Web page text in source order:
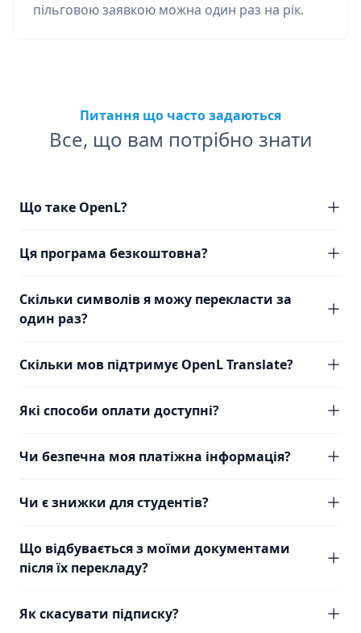
пільговою заявкою можна один раз на рік.
Питання що часто задаються
Все, що вам потрібно знати
Що таке OpenL?
Ця програма безкоштовна?
Скільки символів я можу перекласти за
один раз?
Скільки мов підтримує OpenL Translate?
Які способи оплати доступні?
Чи безпечна моя платіжна інформація?
Чи є знижки для студентів?
Що відбувається з моїми документами
після їх перекладу?
Як скасувати підписку?